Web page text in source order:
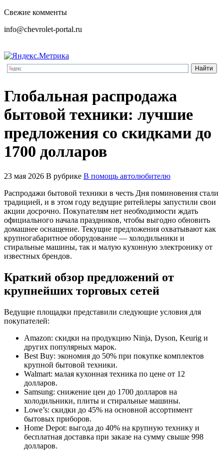
Свежие комменты
info@chevrolet-portal.ru
Глобальная распродажа
бытовой техники: лучшие
предложения со скидками до
1700 долларов
23 мая 2026 В рубрике В помощь автолюбителю
Распродажи бытовой техники в честь Дня поминовения стали
традицией, и в этом году ведущие ритейлеры запустили свои
акции досрочно. Покупателям нет необходимости ждать
официального начала праздников, чтобы выгодно обновить
домашнее оснащение. Текущие предложения охватывают как
крупногабаритное оборудование — холодильники и
стиральные машины, так и малую кухонную электронику от
известных брендов.
Краткий обзор предложений от
крупнейших торговых сетей
Ведущие площадки представили следующие условия для
покупателей:
Amazon: скидки на продукцию Ninja, Dyson, Keurig и
других популярных марок.
Best Buy: экономия до 50% при покупке комплектов
крупной бытовой техники.
Walmart: малая кухонная техника по цене от 12
долларов.
Samsung: снижение цен до 1700 долларов на
холодильники, плиты и стиральные машины.
Lowe’s: скидки до 45% на основной ассортимент
бытовых приборов.
Home Depot: выгода до 40% на крупную технику и
бесплатная доставка при заказе на сумму свыше 998
долларов.